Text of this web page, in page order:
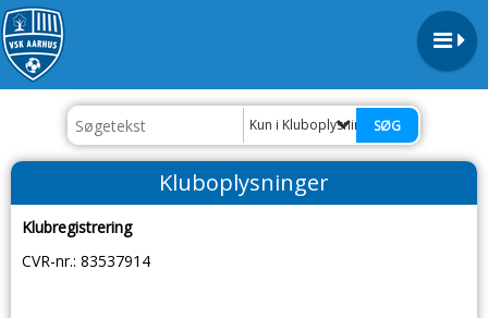
Kun i Kluboplysninger
Kluboplysninger
Klubregistrering
CVR-nr.: 83537914